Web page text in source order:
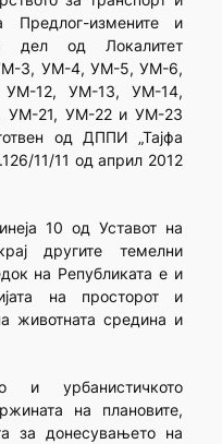
Предлог-измените и
дел од Локалитет
3, УМ-4, УМ-5, УМ-6,
12, УМ-13, УМ-14,
21, УМ-22 и УМ-23
од ДППИ „Тајфа
11/11 од април 2012
10 од Уставот на
другите темелни
на Републиката е и
на просторот и
животната средина и
и урбанистичкото
на плановите,
за донесувањето на